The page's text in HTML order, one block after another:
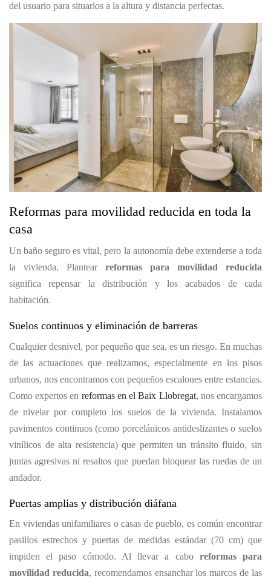
del usuario para situarlos a la altura y distancia perfectas.
Reformas para movilidad reducida en toda la
casa
Un baño seguro es vital, pero la autonomía debe extenderse a toda
la vivienda. Plantear reformas para movilidad reducida
significa repensar la distribución y los acabados de cada
habitación.
Suelos continuos y eliminación de barreras
Cualquier desnivel, por pequeño que sea, es un riesgo. En muchas
de las actuaciones que realizamos, especialmente en los pisos
urbanos, nos encontramos con pequeños escalones entre estancias.
Como expertos en reformas en el Baix Llobregat, nos encargamos
de nivelar por completo los suelos de la vivienda. Instalamos
pavimentos continuos (como porcelánicos antideslizantes o suelos
vinílicos de alta resistencia) que permiten un tránsito fluido, sin
juntas agresivas ni resaltos que puedan bloquear las ruedas de un
andador.
Puertas amplias y distribución diáfana
En viviendas unifamiliares o casas de pueblo, es común encontrar
pasillos estrechos y puertas de medidas estándar (70 cm) que
impiden el paso cómodo. Al llevar a cabo reformas para
movilidad reducida, recomendamos ensanchar los marcos de las